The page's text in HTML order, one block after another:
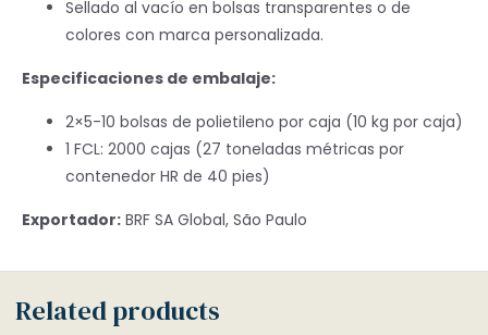
Sellado al vacío en bolsas transparentes o de
colores con marca personalizada.
Especificaciones de embalaje:
2×5-10 bolsas de polietileno por caja (10 kg por caja)
1 FCL: 2000 cajas (27 toneladas métricas por
contenedor HR de 40 pies)
Exportador: BRF SA Global, São Paulo
Related products